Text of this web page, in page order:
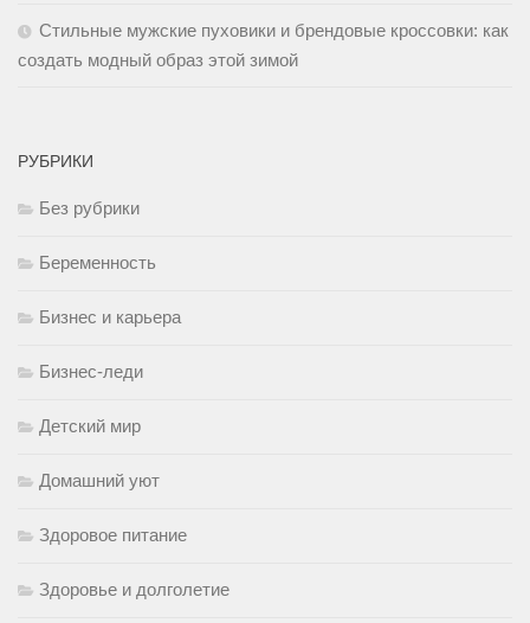
Стильные мужские пуховики и брендовые кроссовки: как
создать модный образ этой зимой
РУБРИКИ
Без рубрики
Беременность
Бизнес и карьера
Бизнес-леди
Детский мир
Домашний уют
Здоровое питание
Здоровье и долголетие